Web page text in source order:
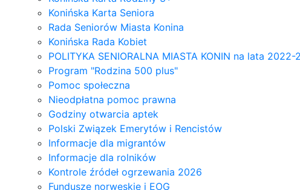
Konińska Karta Seniora
Rada Seniorów Miasta Konina
Konińska Rada Kobiet
POLITYKA SENIORALNA MIASTA KONIN na lata 2022-
Program "Rodzina 500 plus"
Pomoc społeczna
Nieodpłatna pomoc prawna
Godziny otwarcia aptek
Polski Związek Emerytów i Rencistów
Informacje dla migrantów
Informacje dla rolników
Kontrole źródeł ogrzewania 2026
Fundusze norweskie i EOG